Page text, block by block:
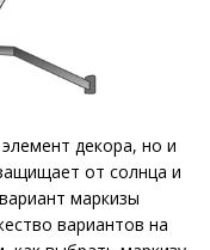
декора, но и
от солнца и
маркизы
вариантов на